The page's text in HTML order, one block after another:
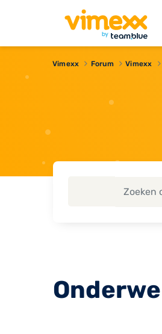
Vimexx Forum Vimexx